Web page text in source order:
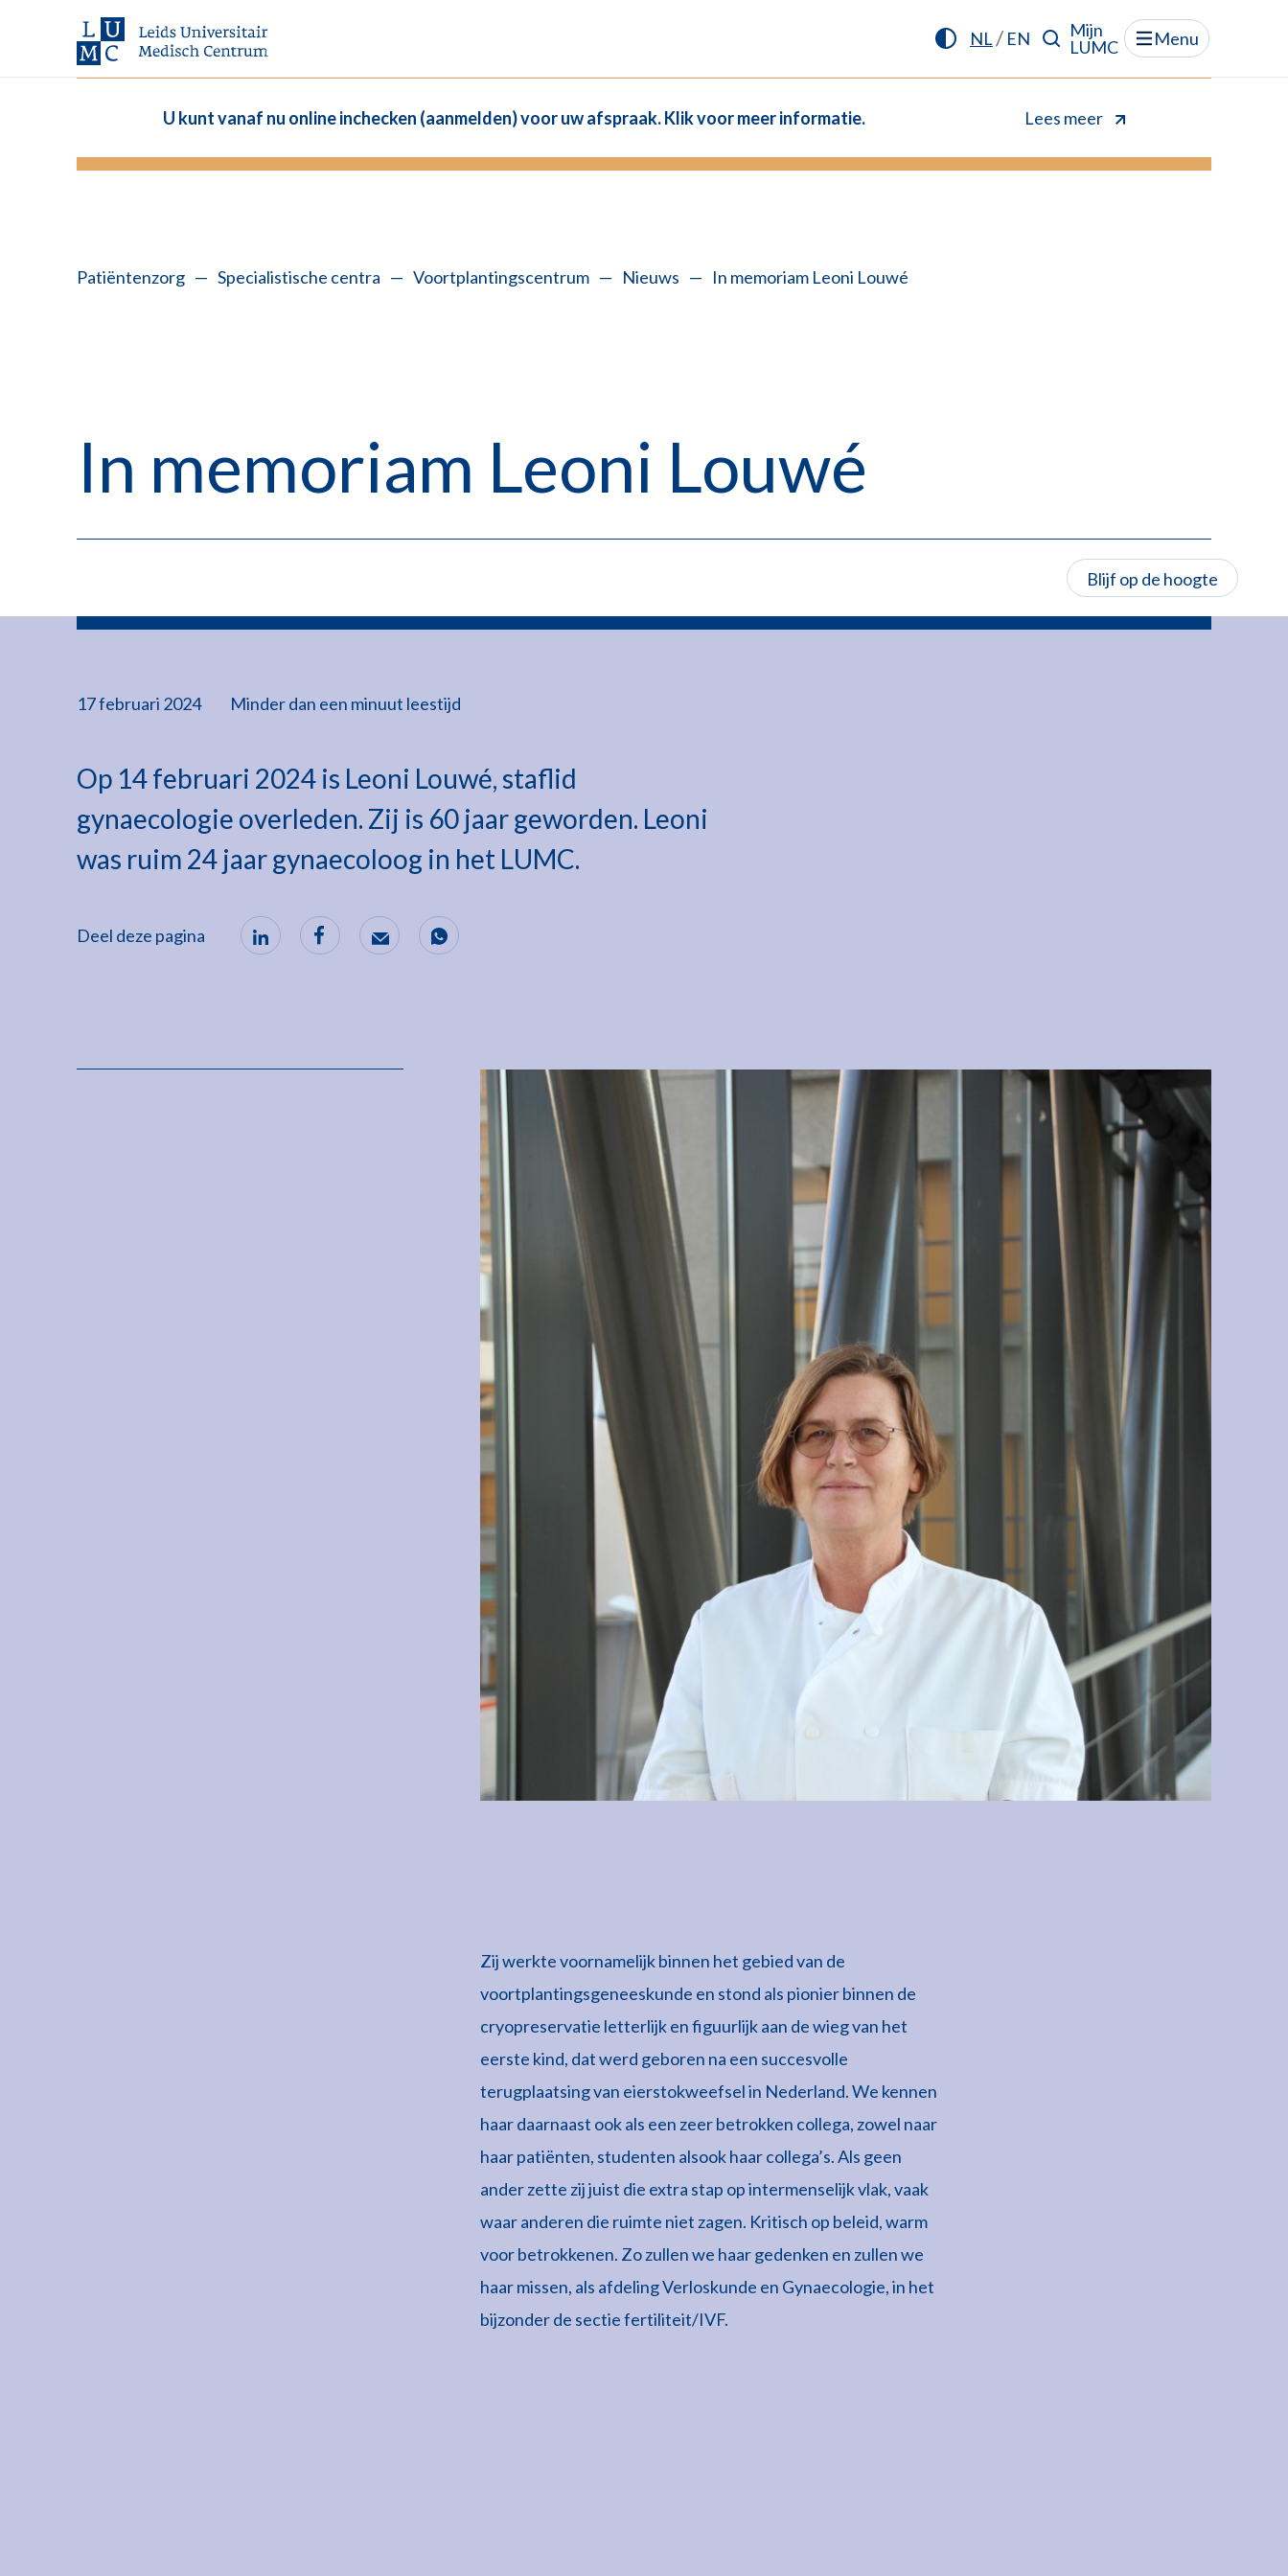
NL/ EN
Mijn
LUMC
Menu
U kunt vanaf nu online inchecken (aanmelden) voor uw afspraak. Klik voor meer informatie. Lees meer
Patiëntenzorg — Specialistische centra — Voortplantingscentrum — Nieuws — In memoriam Leoni Louwé
In memoriam Leoni Louwé
Blijf op de hoogte
17 februari 2024 Minder dan een minuut leestijd
Op 14 februari 2024 is Leoni Louwé, staflid
gynaecologie overleden. Zij is 60 jaar geworden. Leoni
was ruim 24 jaar gynaecoloog in het LUMC.
Deel deze pagina
Zij werkte voornamelijk binnen het gebied van de
voortplantingsgeneeskunde en stond als pionier binnen de
cryopreservatie letterlijk en figuurlijk aan de wieg van het
eerste kind, dat werd geboren na een succesvolle
terugplaatsing van eierstokweefsel in Nederland. We kennen
haar daarnaast ook als een zeer betrokken collega, zowel naar
haar patiënten, studenten alsook haar collega’s. Als geen
ander zette zij juist die extra stap op intermenselijk vlak, vaak
waar anderen die ruimte niet zagen. Kritisch op beleid, warm
voor betrokkenen. Zo zullen we haar gedenken en zullen we
haar missen, als afdeling Verloskunde en Gynaecologie, in het
bijzonder de sectie fertiliteit/IVF.